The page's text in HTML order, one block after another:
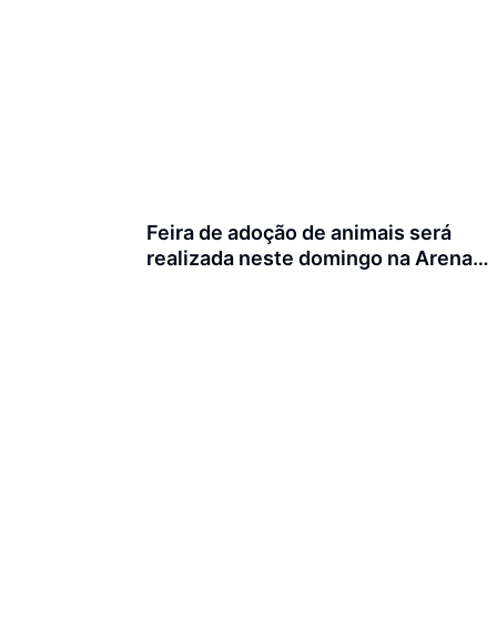
Feira de adoção de animais será
realizada neste domingo na Arena